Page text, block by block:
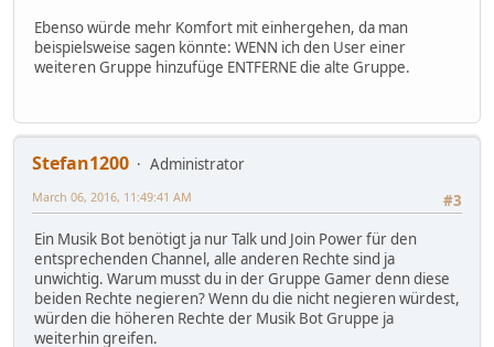
Ebenso würde mehr Komfort mit einhergehen, da man
beispielsweise sagen könnte: WENN ich den User einer
weiteren Gruppe hinzufüge ENTFERNE die alte Gruppe.
Stefan1200
Administrator
#3
March 06, 2016, 11:49:41 AM
Ein Musik Bot benötigt ja nur Talk und Join Power für den
entsprechenden Channel, alle anderen Rechte sind ja
unwichtig. Warum musst du in der Gruppe Gamer denn diese
beiden Rechte negieren? Wenn du die nicht negieren würdest,
würden die höheren Rechte der Musik Bot Gruppe ja
weiterhin greifen.